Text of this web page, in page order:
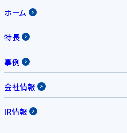
ホーム
特長
事例
会社情報
IR情報